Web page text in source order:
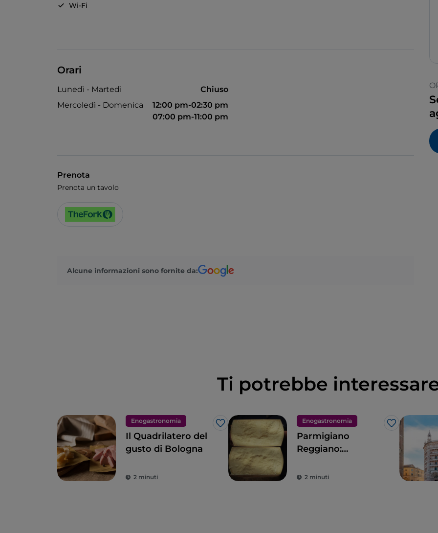
Wi-Fi
Orari
Lunedì - Martedì
Chiuso
Mercoledì - Domenica
12:00 pm-02:30 pm
07:00 pm-11:00 pm
Prenota
Prenota un tavolo
Alcune informazioni sono fornite da:
Ti potrebbe
Enogastronomia
Like
Il Quadrilatero del
gusto di Bologna
2 minuti
Enogastronomia
Like
Parmigiano
Reggiano:
2 minuti